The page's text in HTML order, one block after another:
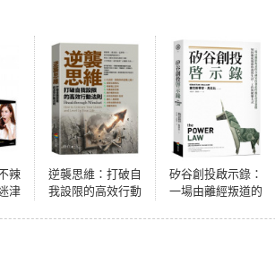
辣
津
逆襲思維：打破自
我設限的高效行動
矽谷創投啟示錄：
一場由離經叛道的